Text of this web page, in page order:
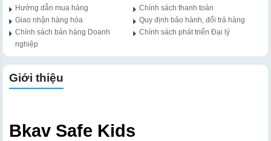
Hướng dẫn mua hàng
Chính sách thanh toán
Giao nhận hàng hóa
Quy định bảo hành, đổi trả hàng
Chính sách bán hàng Doanh
nghiệp
Chính sách phát triển Đại lý
Giới thiệu
Bkav Safe Kids